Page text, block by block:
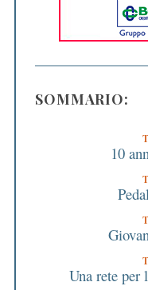
SOMMARIO:
10
Una rete per